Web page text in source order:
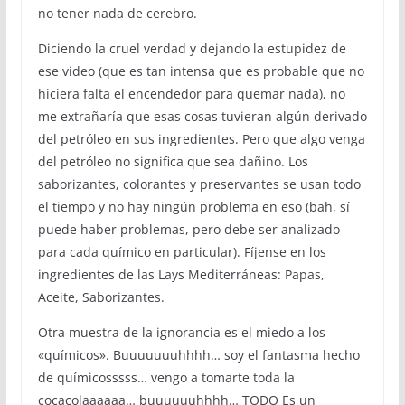
no tener nada de cerebro.
Diciendo la cruel verdad y dejando la estupidez de
ese video (que es tan intensa que es probable que no
hiciera falta el encendedor para quemar nada), no
me extrañaría que esas cosas tuvieran algún derivado
del petróleo en sus ingredientes. Pero que algo venga
del petróleo no significa que sea dañino. Los
saborizantes, colorantes y preservantes se usan todo
el tiempo y no hay ningún problema en eso (bah, sí
puede haber problemas, pero debe ser analizado
para cada químico en particular). Fíjense en los
ingredientes de las Lays Mediterráneas: Papas,
Aceite, Saborizantes.
Otra muestra de la ignorancia es el miedo a los
«químicos». Buuuuuuuhhhh… soy el fantasma hecho
de químicosssss… vengo a tomarte toda la
cocacolaaaaaa… buuuuuuhhhh… TODO Es un